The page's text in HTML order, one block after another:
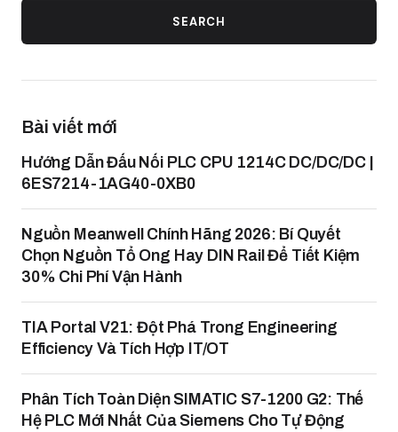
SEARCH
Bài viết mới
Hướng Dẫn Đấu Nối PLC CPU 1214C DC/DC/DC |
6ES7214-1AG40-0XB0
Nguồn Meanwell Chính Hãng 2026: Bí Quyết
Chọn Nguồn Tổ Ong Hay DIN Rail Để Tiết Kiệm
30% Chi Phí Vận Hành
TIA Portal V21: Đột Phá Trong Engineering
Efficiency Và Tích Hợp IT/OT
Phân Tích Toàn Diện SIMATIC S7-1200 G2: Thế
Hệ PLC Mới Nhất Của Siemens Cho Tự Động